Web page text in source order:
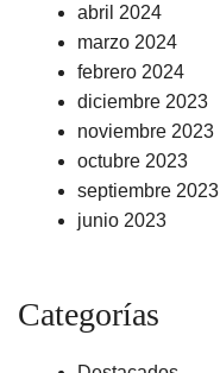
abril 2024
marzo 2024
febrero 2024
diciembre 2023
noviembre 2023
octubre 2023
septiembre 2023
junio 2023
Categorías